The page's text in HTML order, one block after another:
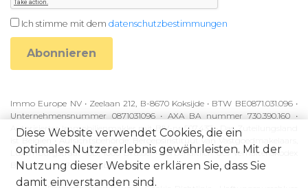
Ich stimme mit dem datenschutzbestimmungen
Abonnieren
Immo Europe NV • Zeelaan 212, B-8670 Koksijde • BTW BE0871.031.096 •
Unternehmensnummer 0871031096 • AXA BA nummer 730.390.160 •
Autorisierter Immobilienmakler mit BIV-nr 507.437 • Das Zuteilungsland
ist Belgien • Aufsichtsbehörde: Beroepsinstituut van Vastgoedmakelaars,
Luxemburgstraat 16B, 1000 Brussel • Vorbehaltlich des Verhaltenskodex
BIV • KB van 27 September 2006
Diese Website verwendet Cookies, die ein
optimales Nutzererlebnis gewährleisten. Mit der
Nutzung dieser Website erklären Sie, dass Sie
damit einverstanden sind.